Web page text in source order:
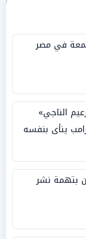
في مصر
الناجي»
ينأى بنفسه
بتهمة نشر